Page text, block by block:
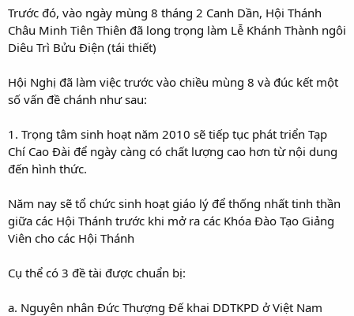
Trước đó, vào ngày mùng 8 tháng 2 Canh Dần, Hội Thánh
Châu Minh Tiên Thiên đã long trọng làm Lễ Khánh Thành ngôi
Diêu Trì Bửu Điện (tái thiết)
Hội Nghị đã làm việc trước vào chiều mùng 8 và đúc kết một
số vấn đề chánh như sau:
1. Trọng tâm sinh hoạt năm 2010 sẽ tiếp tục phát triển Tạp
Chí Cao Đài để ngày càng có chất lượng cao hơn từ nội dung
đến hình thức.
Năm nay sẽ tổ chức sinh hoạt giáo lý để thống nhất tinh thần
giữa các Hội Thánh trước khi mở ra các Khóa Đào Tạo Giảng
Viên cho các Hội Thánh
Cụ thể có 3 đề tài được chuẩn bị:
a. Nguyên nhân Đức Thượng Đế khai DDTKPD ở Việt Nam